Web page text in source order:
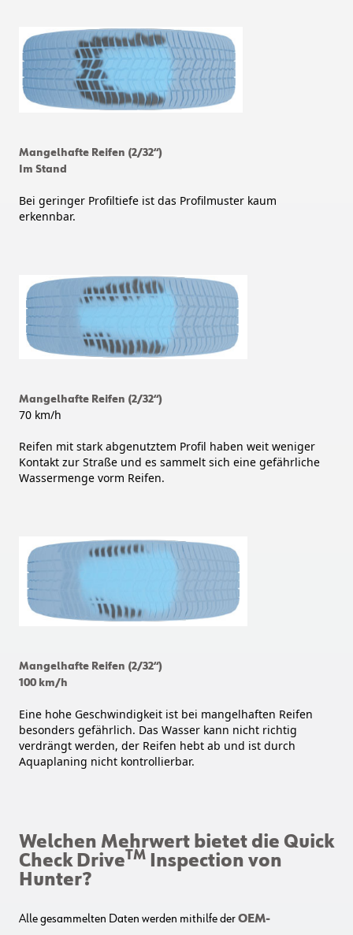
Mangelhafte Reifen (2/32“)
Im Stand
Bei geringer Profiltiefe ist das Profilmuster kaum
erkennbar.
Mangelhafte Reifen (2/32“)
70 km/h
Reifen mit stark abgenutztem Profil haben weit weniger
Kontakt zur Straße und es sammelt sich eine gefährliche
Wassermenge vorm Reifen.
Mangelhafte Reifen (2/32“)
100 km/h
Eine hohe Geschwindigkeit ist bei mangelhaften Reifen
besonders gefährlich. Das Wasser kann nicht richtig
verdrängt werden, der Reifen hebt ab und ist durch
Aquaplaning nicht kontrollierbar.
Welchen Mehrwert bietet die Quick
Check DriveTM
Inspection von
Hunter?
Alle gesammelten Daten werden mithilfe derOEM-